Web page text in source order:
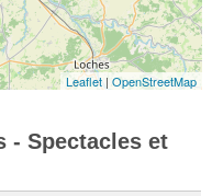
Leaflet |OpenStreetMap
- Spectacles et